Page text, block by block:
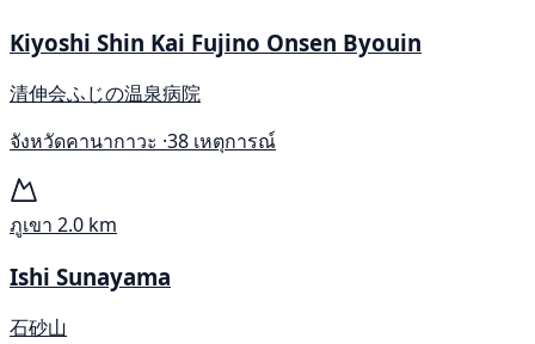
Kiyoshi Shin Kai Fujino Onsen Byouin
清伸会ふじの温泉病院
จังหวัดคานากาวะ ·38 เหตุการณ์
ภูเขา 2.0 km
Ishi Sunayama
石砂山